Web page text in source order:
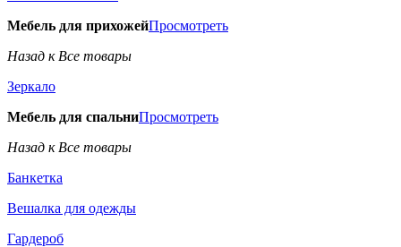
Мебель для прихожейПросмотреть
Назад к Все товары
Зеркало
Мебель для спальниПросмотреть
Назад к Все товары
Банкетка
Вешалка для одежды
Гардероб